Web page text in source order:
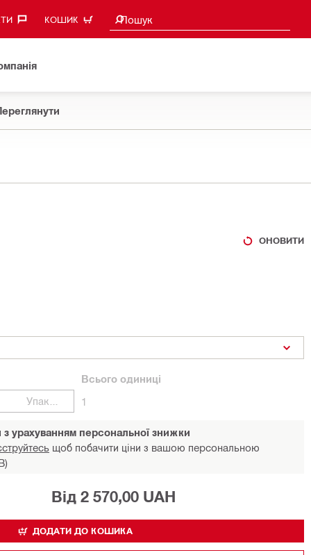
КОШИК Пошук
Пошукові пропозиції
ОНОВИТИ
Упаковки
Всього одиниці
1
урахуванням персональної знижки
щоб побачити ціни з вашою персональною
Від 2 570,00 UAH
ДОДАТИ ДО КОШИКА